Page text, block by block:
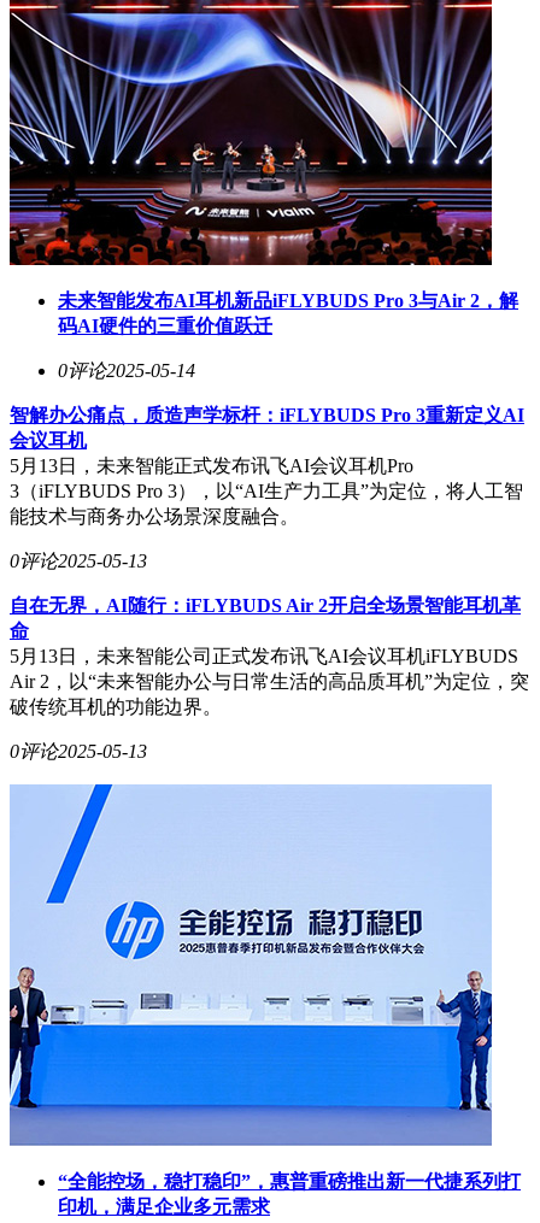
未来智能发布AI耳机新品iFLYBUDS Pro 3与Air 2，解
码AI硬件的三重价值跃迁
0评论2025-05-14
智解办公痛点，质造声学标杆：iFLYBUDS Pro 3重新定义AI
会议耳机
5月13日，未来智能正式发布讯飞AI会议耳机Pro
3（iFLYBUDS Pro 3），以“AI生产力工具”为定位，将人工智
能技术与商务办公场景深度融合。
0评论2025-05-13
自在无界，AI随行：iFLYBUDS Air 2开启全场景智能耳机革
命
5月13日，未来智能公司正式发布讯飞AI会议耳机iFLYBUDS
Air 2，以“未来智能办公与日常生活的高品质耳机”为定位，突
破传统耳机的功能边界。
0评论2025-05-13
“全能控场，稳打稳印”，惠普重磅推出新一代捷系列打
印机，满足企业多元需求